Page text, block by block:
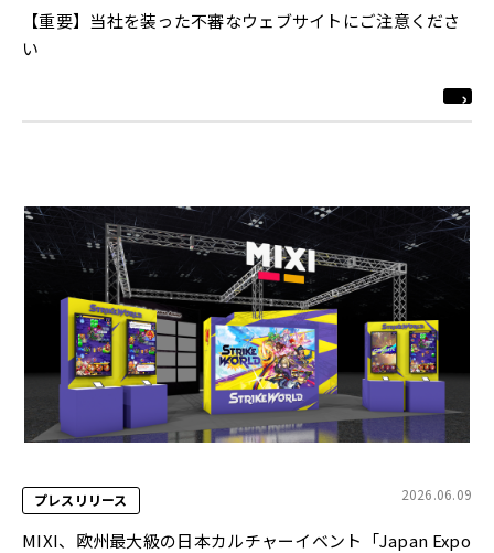
【重要】当社を装った不審なウェブサイトにご注意くださ
い
プレスリリース 2026.06.09
MIXI、欧州最大級の日本カルチャーイベント「Japan Expo